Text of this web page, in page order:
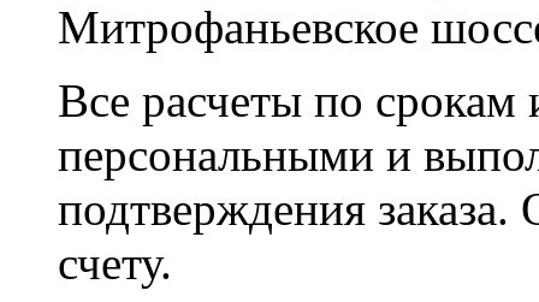
Митрофаньевское
Все расчеты по срокам
персональными и
подтверждения заказа.
счету.